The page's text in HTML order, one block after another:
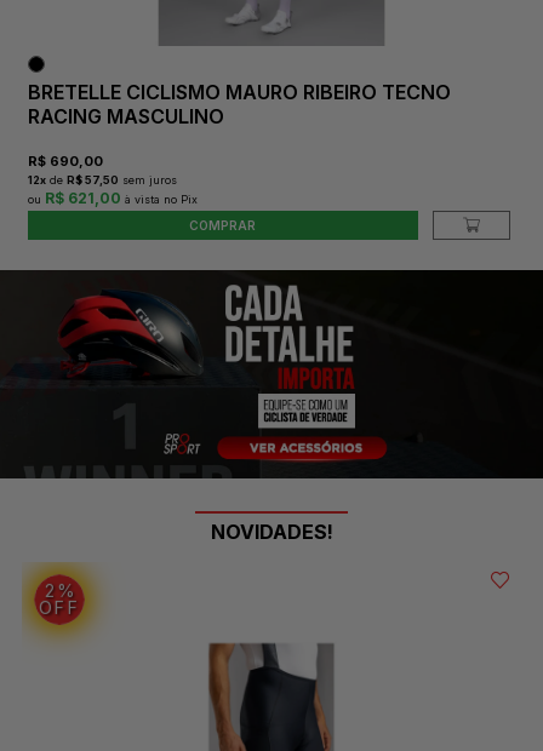
BRETELLE CICLISMO MAURO RIBEIRO TECNO
RACING MASCULINO
R$ 690,00
12x de R$ 57,50 sem juros
R$ 621,00
COMPRAR
NOVIDADES!
2%
OFF